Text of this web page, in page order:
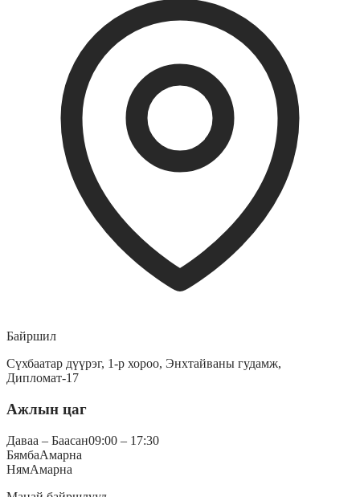
Байршил
Сүхбаатар дүүрэг, 1-р хороо, Энхтайваны гудамж,
Дипломат-17
Ажлын цаг
Даваа – Баасан09:00 – 17:30
БямбаАмарна
НямАмарна